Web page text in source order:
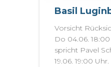
Basil
Vorsicht
Do 04.06. 18:00
spricht Pavel
19.06. 19:00